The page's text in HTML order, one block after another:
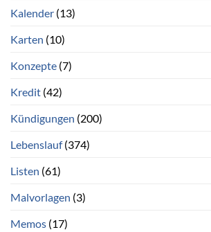
Kalender (13)
Karten (10)
Konzepte (7)
Kredit (42)
Kündigungen (200)
Lebenslauf(374)
Listen (61)
Malvorlagen (3)
Memos (17)